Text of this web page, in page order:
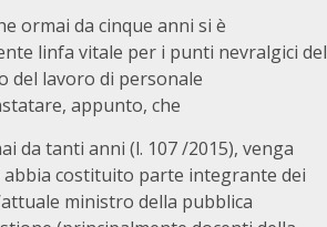
ormai da cinque anni si è
linfa vitale per i punti nevralgici del
del lavoro di personale
appunto, che
da tanti anni (l. 107 /2015), venga
costituito parte integrante dei
ministro della pubblica